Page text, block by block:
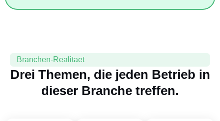
Branchen-Realitaet
Drei Themen, die jeden Betrieb in
dieser Branche treffen.